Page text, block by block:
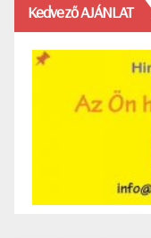
Kedvező AJÁNLAT